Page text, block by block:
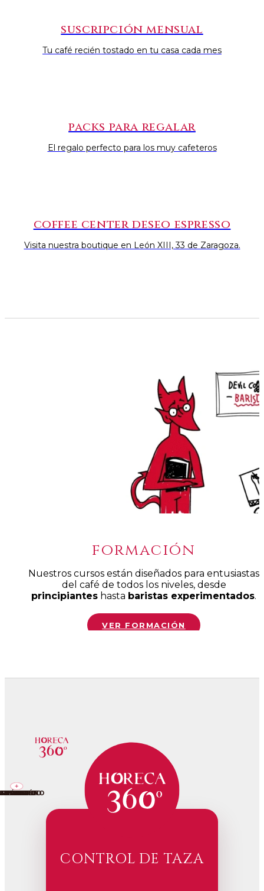
suscripción mensual
Tu café recién tostado en tu casa cada mes
packs para regalar
El regalo perfecto para los muy cafeteros
coffee center deseo espresso
Visita nuestra boutique en León XIII, 33 de Zaragoza.
formación
Nuestros cursos están diseñados para entusiastas
del café de todos los niveles, desde
principiantes hasta baristas experimentados.
VER FORMACIÓN
+
ANÁLISIS
+
I+D+I
+
+
+
+
BLEND
+
+
SAT
+
CONTROL DE TAZA